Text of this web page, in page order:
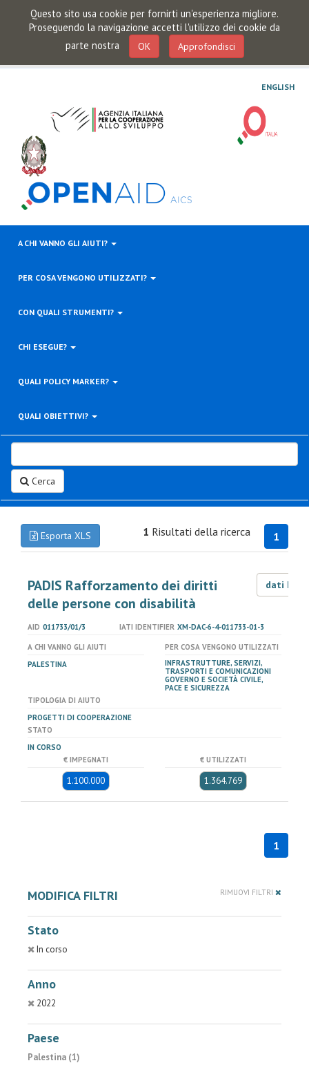
Questo sito usa cookie per fornirti un'esperienza migliore.
Proseguendo la navigazione accetti l'utilizzo dei cookie da
parte nostra
OK Approfondisci
ENGLISH
A CHI VANNO GLI AIUTI?
PER COSA VENGONO UTILIZZATI?
CON QUALI STRUMENTI?
CHI ESEGUE?
QUALI POLICY MARKER?
QUALI OBIETTIVI?
Cerca
Esporta XLS 1
1 Risultati della ricerca
PADIS Rafforzamento dei diritti
delle persone con disabilità
dati LOD
AID 011733/01/3 IATI IDENTIFIER XM-DAC-6-4-011733-01-3
A CHI VANNO GLI AIUTI
PALESTINA
PER COSA VENGONO UTILIZZATI
INFRASTRUTTURE, SERVIZI,
TRASPORTI E COMUNICAZIONI
GOVERNO E SOCIETÀ CIVILE,
PACE E SICUREZZA
TIPOLOGIA DI AIUTO
PROGETTI DI COOPERAZIONE
STATO
IN CORSO
€ IMPEGNATI
1.100.000
€ UTILIZZATI
1.364.769
1
MODIFICA FILTRI RIMUOVI FILTRI
Stato
In corso
Anno
2022
Paese
Palestina (1)